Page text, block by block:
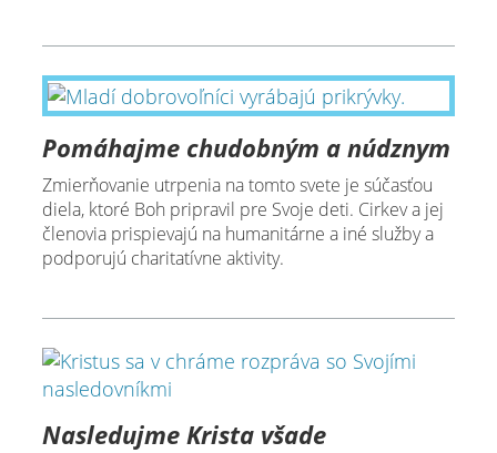
Pomáhajme chudobným a núdznym
Zmierňovanie utrpenia na tomto svete je súčasťou
diela, ktoré Boh pripravil pre Svoje deti. Cirkev a jej
členovia prispievajú na humanitárne a iné služby a
podporujú charitatívne aktivity.
Nasledujme Krista všade